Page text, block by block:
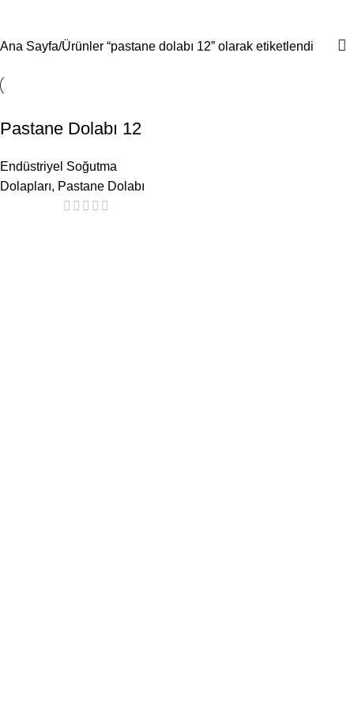
Ana Sayfa Ürünler “pastane dolabı 12” olarak etiketlendi
Pastane Dolabı 12
Endüstriyel Soğutma
Dolapları, Pastane Dolabı